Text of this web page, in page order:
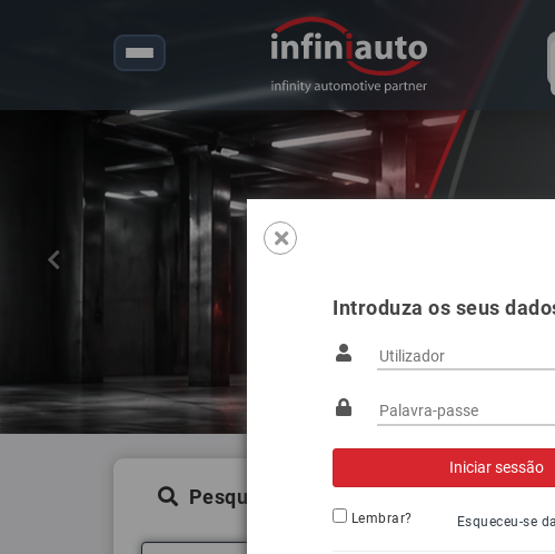
Introduza os seus
Lembrar? Esqueceu-se
Pesquisa de produtos